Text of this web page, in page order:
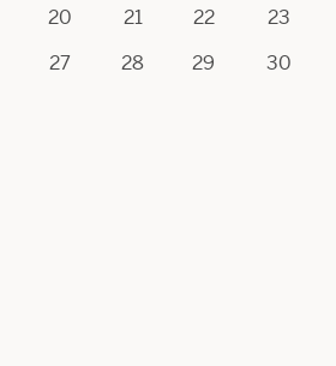
20 21 22
23
27 28 29
30